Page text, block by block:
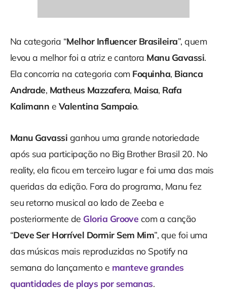
Na categoria “Melhor Influencer Brasileira”, quem
levou a melhor foi a atriz e cantora Manu Gavassi.
Ela concorria na categoria com Foquinha, Bianca
Andrade, Matheus Mazzafera, Maisa, Rafa
Kalimann e Valentina Sampaio.
Manu Gavassi ganhou uma grande notoriedade
após sua participação no Big Brother Brasil 20. No
reality, ela ficou em terceiro lugar e foi uma das mais
queridas da edição. Fora do programa, Manu fez
seu retorno musical ao lado de Zeeba e
posteriormente de Gloria Groove com a canção
“Deve Ser Horrível Dormir Sem Mim”, que foi uma
das músicas mais reproduzidas no Spotify na
semana do lançamento e manteve grandes
quantidades de plays por semanas.